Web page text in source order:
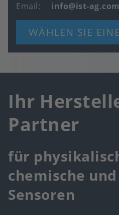
Email
info@ist-ag.com
Ihr
Partner
für
chemische
Sensoren